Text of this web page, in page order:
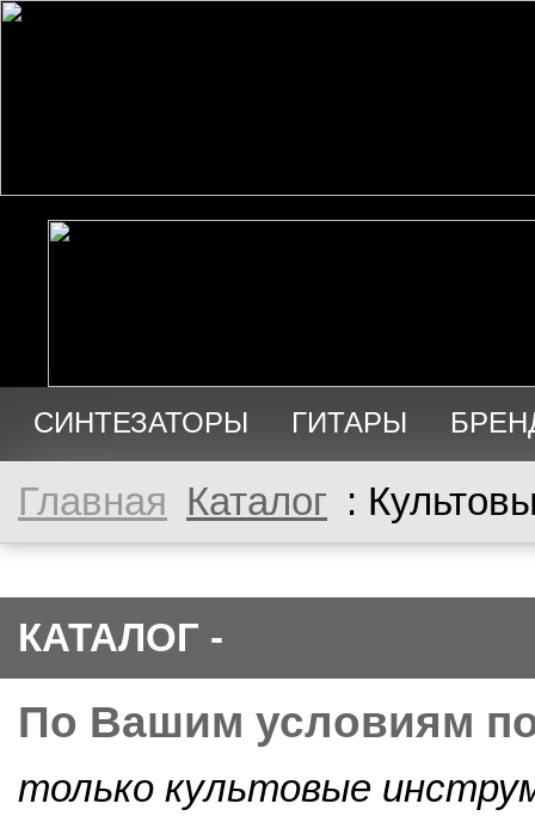
СИНТЕЗАТОРЫ ГИТАРЫ
АУДИО ПРОДАЖА
Главная Каталог :
КАТАЛОГ -
По Вашим условиям
только культовые